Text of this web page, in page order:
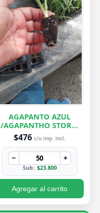
AGAPANTO AZUL
/AGAPANTHO STORM
CLOUD
$476 c/u imp. incl.
− +
Sub: $23.800
Agregar al carrito